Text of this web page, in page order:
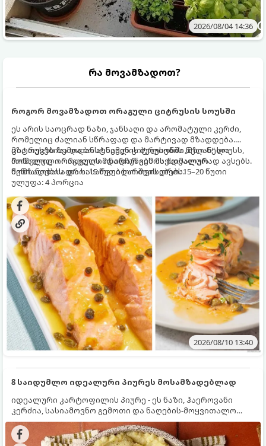
2026/08/04 14:36
რა მოვამზადოთ?
როგორ მოვამზადოთ ორაგული ციტრუსის სოუსში
ეს არის საოცრად ნაზი, ჯანსაღი და არომატული კერძი,
რომელიც ძალიან სწრაფად და მარტივად მზადდება.
ციტრუსებისა და ბოსტნეულის ბულიონში ნელ-ნელა
მოწალული ორაგული ინარჩუნებს მაქსიმალურ
წვნიანობასა და სასარგებლო თვისებებს.
მზა თევზს ზემოდან ასხამენ ციტრუსების „მზიან“ სოუსს,
რომელიც ორაგულის მდიდარ გემოს იდეალურად ავსებს.
მომზადების დრო: 15 წუთი ხარშვის დრო: 15–20 წუთი
ულუფა: 4 პორცია
2026/08/10 13:40
8 საიდუმლო იდეალური პიურეს მოსამზადებლად
იდეალური კარტოფილის პიურე - ეს ნაზი, ჰაეროვანი
კერძია, სასიამოვნო გემოთი და ნაღების-მოყვითალო
ფერით. მისი მომზადება ძალიან მარტივია, მაგრამ
არსებობს რამდენიმე საიდუმლო, რომლებიც უნდა
იცოდეთ, რომ პიურე იდეალურად გემრიელი გამოვიდეს.